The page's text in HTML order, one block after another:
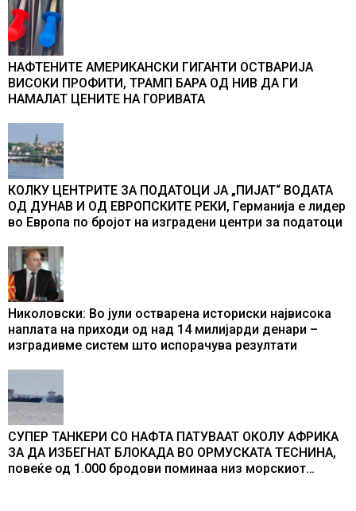
НАФТЕНИТЕ АМЕРИКАНСКИ ГИГАНТИ ОСТВАРИЈА
ВИСОКИ ПРОФИТИ, ТРАМП БАРА ОД НИВ ДА ГИ
НАМАЛАТ ЦЕНИТЕ НА ГОРИВАТА
КОЛКУ ЦЕНТРИТЕ ЗА ПОДАТОЦИ ЈА „ПИЈАТ“ ВОДАТА
ОД ДУНАВ И ОД ЕВРОПСКИТЕ РЕКИ, Германија е лидер
во Европа по бројот на изградени центри за податоци
Николовски: Во јули остварена историски највисока
наплата на приходи од над 14 милијарди денари –
изградивме систем што испорачува резултати
СУПЕР ТАНКЕРИ СО НАФТА ПАТУВААТ ОКОЛУ АФРИКА
ЗА ДА ИЗБЕГНАТ БЛОКАДА ВО ОРМУСКАТА ТЕСНИНА,
повеќе од 1.000 бродови поминаа низ морскиот